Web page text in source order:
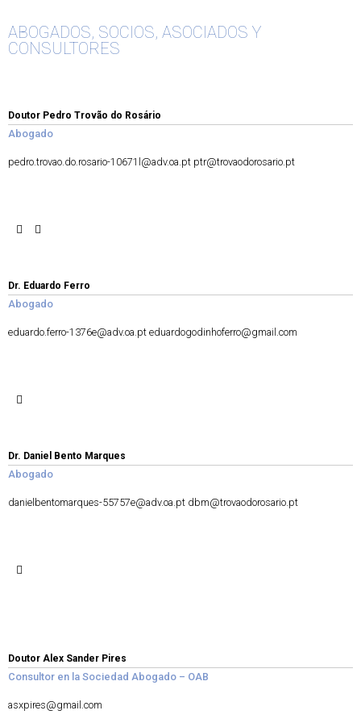
ABOGADOS, SOCIOS, ASOCIADOS Y
CONSULTORES
Doutor Pedro Trovão do Rosário
Abogado
pedro.trovao.do.rosario-10671l@adv.oa.pt ptr@trovaodorosario.pt
Dr. Eduardo Ferro
Abogado
eduardo.ferro-1376e@adv.oa.pt eduardogodinhoferro@gmail.com
Dr. Daniel Bento Marques
Abogado
danielbentomarques-55757e@adv.oa.pt dbm@trovaodorosario.pt
Doutor Alex Sander Pires
Consultor en la Sociedad Abogado – OAB
asxpires@gmail.com